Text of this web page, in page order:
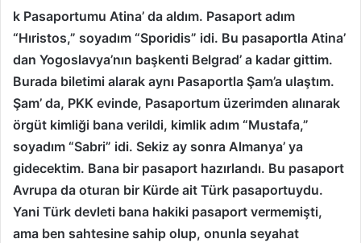
k Pasaportumu Atina’ da aldım. Pasaport adım
“Hıristos,” soyadım “Sporidis” idi. Bu pasaportla Atina’
dan Yogoslavya’nın başkenti Belgrad’ a kadar gittim.
Burada biletimi alarak aynı Pasaportla Şam’a ulaştım.
Şam’ da, PKK evinde, Pasaportum üzerimden alınarak
örgüt kimliği bana verildi, kimlik adım “Mustafa,”
soyadım “Sabri” idi. Sekiz ay sonra Almanya’ ya
gidecektim. Bana bir pasaport hazırlandı. Bu pasaport
Avrupa da oturan bir Kürde ait Türk pasaportuydu.
Yani Türk devleti bana hakiki pasaport vermemişti,
ama ben sahtesine sahip olup, onunla seyahat